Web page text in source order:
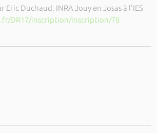
Duchaud, INRA Jouy en Josas à l'IES
DR17/inscription/inscription/78